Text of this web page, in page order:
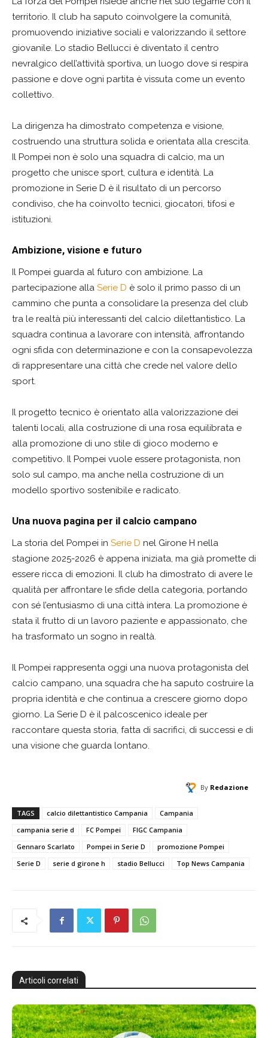
territorio. Il club ha saputo coinvolgere la comunità,
promuovendo iniziative sociali e valorizzando il settore
giovanile. Lo stadio Bellucci è diventato il centro
nevralgico dell’attività sportiva, un luogo dove si respira
passione e dove ogni partita è vissuta come un evento
collettivo.
La dirigenza ha dimostrato competenza e visione,
costruendo una struttura solida e orientata alla crescita.
Il Pompei non è solo una squadra di calcio, ma un
progetto che unisce sport, cultura e identità. La
promozione in Serie D è il risultato di un percorso
condiviso, che ha coinvolto tecnici, giocatori, tifosi e
istituzioni.
Ambizione, visione e futuro
Il Pompei guarda al futuro con ambizione. La
partecipazione alla Serie D è solo il primo passo di un
cammino che punta a consolidare la presenza del club
tra le realtà più interessanti del calcio dilettantistico. La
squadra continua a lavorare con intensità, affrontando
ogni sfida con determinazione e con la consapevolezza
di rappresentare una città che crede nel valore dello
sport.
Il progetto tecnico è orientato alla valorizzazione dei
talenti locali, alla costruzione di una rosa equilibrata e
alla promozione di uno stile di gioco moderno e
competitivo. Il Pompei vuole essere protagonista, non
solo sul campo, ma anche nella costruzione di un
modello sportivo sostenibile e radicato.
Una nuova pagina per il calcio campano
La storia del Pompei in Serie D nel Girone H nella
stagione 2025-2026 è appena iniziata, ma già promette di
essere ricca di emozioni. Il club ha dimostrato di avere le
qualità per affrontare le sfide della categoria, portando
con sé l’entusiasmo di una città intera. La promozione è
stata il frutto di un lavoro paziente e appassionato, che
ha trasformato un sogno in realtà.
Il Pompei rappresenta oggi una nuova protagonista del
calcio campano, una squadra che ha saputo costruire la
propria identità e che continua a crescere giorno dopo
giorno. La Serie D è il palcoscenico ideale per
raccontare questa storia, fatta di sacrifici, di successi e di
una visione che guarda lontano.
By Redazione
TAGS calcio dilettantistico Campania
Campania
campania serie d
FC Pompei
FIGC Campania
Gennaro Scarlato
Pompei in Serie D
promozione Pompei
Serie D
serie d girone h stadio Bellucci Top News Campania
Articoli correlati